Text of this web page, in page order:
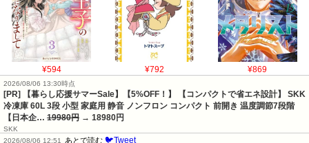
¥594 ¥792 ¥869
2026/08/06 13:30時点
[PR] 【暮らし応援サマーSale】【5%OFF！】 【コンパクトで省エネ設計】 SKK
冷凍庫 60L 3段 小型 家庭用 静音 ノンフロン コンパクト 前開き 温度調節7段階
【日本企… 19980円 → 18980円
SKK
2026/08/06 12:51
あとで読む 🐦Tweet